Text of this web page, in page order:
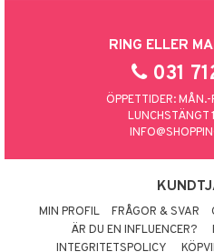
RING ELLER
031
ÖPPETTIDER:
LUNCHSTÄNGT
MIN PROFIL FRÅGOR & SVAR
ÄR DU EN INFLUENCER?
INTEGRITETSPOLICY